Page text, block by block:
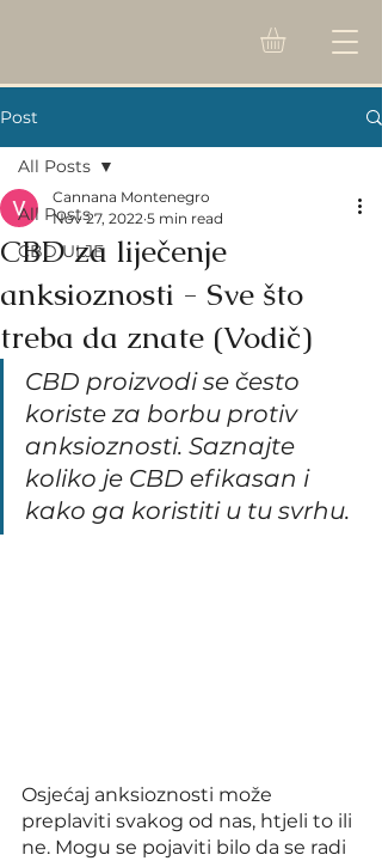
Post
All Posts
CBD ULJE
All Posts
CBD za liječenje
anksioznosti - Sve što
treba da znate (Vodič)
Cannana Montenegro
Nov 27, 2022 5 min read
CBD proizvodi se često
koriste za borbu protiv
anksioznosti. Saznajte
koliko je CBD efikasan i
kako ga koristiti u tu svrhu.
Osjećaj anksioznosti može
preplaviti svakog od nas, htjeli to ili
ne. Mogu se pojaviti bilo da se radi